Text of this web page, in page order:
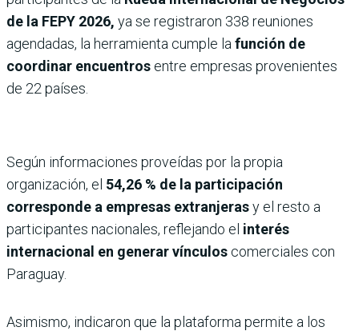
de la FEPY 2026, ya se registraron 338 reuniones
agendadas, la herramienta cumple la función de
coordinar encuentros entre empresas provenientes
de 22 países.
Según informaciones proveídas por la propia
organización, el 54,26 % de la participación
corresponde a empresas extranjerasy el resto a
participantes nacionales, reflejando el interés
internacional en generar vínculos comerciales con
Paraguay.
Asimismo, indicaron que la plataforma permite a los